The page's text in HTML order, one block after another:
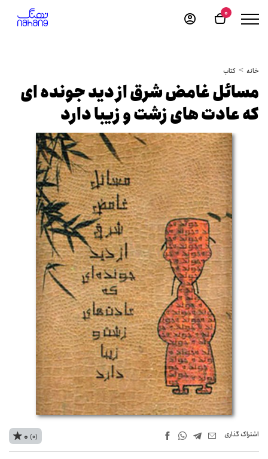
0
خانه کتاب
مسائل غامض شرق از دید جونده ای
که عادت های زشت و زیبا دارد
اشتراک‌ گذاری 0 (0)